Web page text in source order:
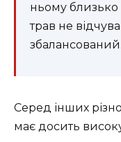
ньому близько
трав не
збалансований.
Серед інших
має досить